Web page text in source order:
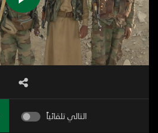
التالي تلقائياً